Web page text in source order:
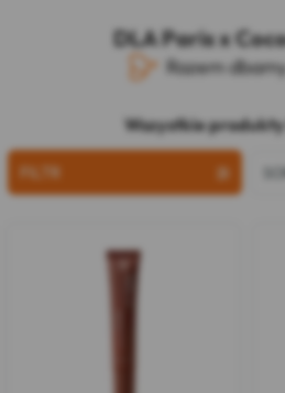
DLA Paris x
Razem
Wszystkie
FILTR